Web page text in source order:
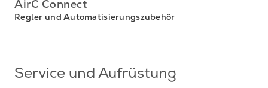
AirC Connect
Regler und Automatisierungszubehör
Service und Aufrüstung